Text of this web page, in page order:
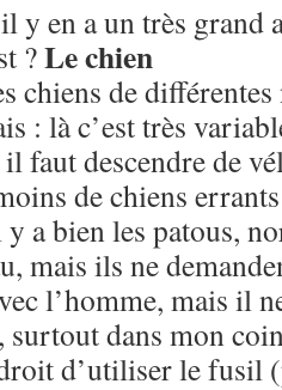
y en a un très grand
?Le chien
chiens de
: là c’est très
faut descendre de
de chiens
a bien les patous,
mais ils ne
l’homme, mais il
surtout dans mon
d’utiliser le fusil